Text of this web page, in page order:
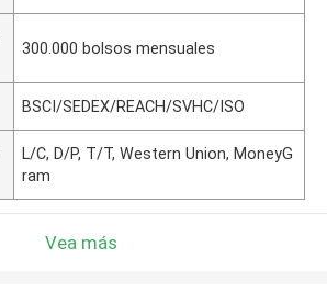
300.000 bolsos mensuales
BSCI/SEDEX/REACH/SVHC/ISO
L/C, D/P, T/T, Western Union, MoneyG
ram
Vea más